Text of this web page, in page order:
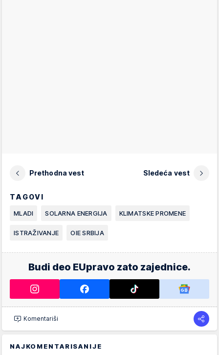
Prethodna vest Sledeća vest
TAGOVI
MLADI SOLARNA ENERGIJA KLIMATSKE PROMENE
ISTRAŽIVANJE OIE SRBIJA
Budi deo EUpravo zato zajednice.
Komentariši
NAJKOMENTARISANIJE